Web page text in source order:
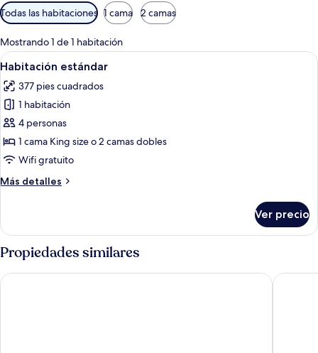
Filtros
disponibles
para
las
habitaciones
Todas las habitaciones 1 cama 2 camas
Mostrando 1 de 1 habitación
Abrir
todas
las
fotos
de
Habitación
estándar
Habitación de hotel con una cama
5
Habitación estándar
377 pies cuadrados
1 habitación
4 personas
1 cama King size o 2 camas dobles
Wifi gratuito
Más detalles
Más
estándar
Ver precio
Propiedades similares
Oh! Cancun The Urban Oasis & Beach Club Krystal